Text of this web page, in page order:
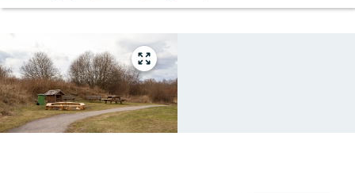
Gå
till
helskärmsläge